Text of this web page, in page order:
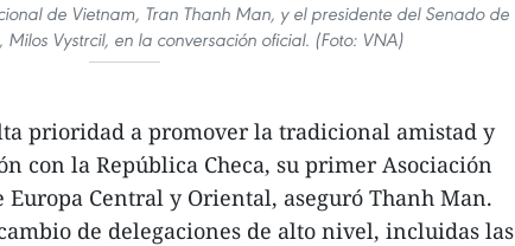
de Vietnam, Tran Thanh Man, y el presidente del Senado de
Vystrcil, en la conversación oficial. (Foto: VNA)
prioridad a promover la tradicional amistad y
con la República Checa, su primer Asociación
Central y Oriental, aseguró Thanh Man.
de delegaciones de alto nivel, incluidas las